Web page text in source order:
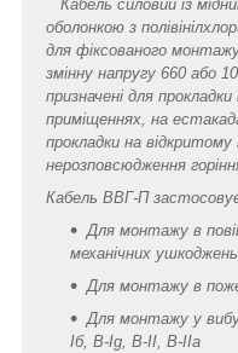
Кабель силовий із
оболонкою з
для фіксованого
змінну напругу 660 або
призначені для
приміщеннях, на
прокладки на
нерозповсюдження
Кабель ВВГ-П
Для монтажу в
механічних
Для монтажу в
Для монтажу у
Iб, B-Ig, В-II, В-IIa